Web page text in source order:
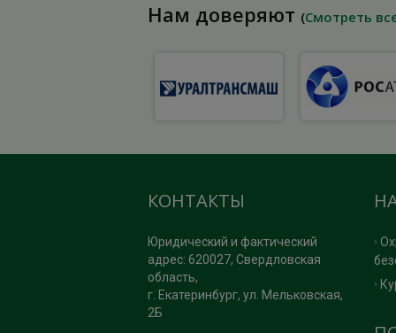
Нам доверяют (Смотреть
КОНТАКТЫ
Юридический и фактический
адрес: 620027, Свердловская
область,
г. Екатеринбург, ул. Мельковская,
2Б